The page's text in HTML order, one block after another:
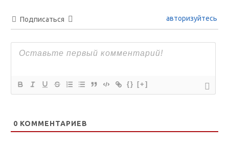
Подписаться авторизуйтесь
{} [+]
0 КОММЕНТАРИЕВ